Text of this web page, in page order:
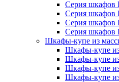
Серия шкафов
Серия шкафов
Серия шкафов
Серия шкафов
Шкафы-купе из
Шкафы-купе
Шкафы-купе
Шкафы-купе
Шкафы-купе